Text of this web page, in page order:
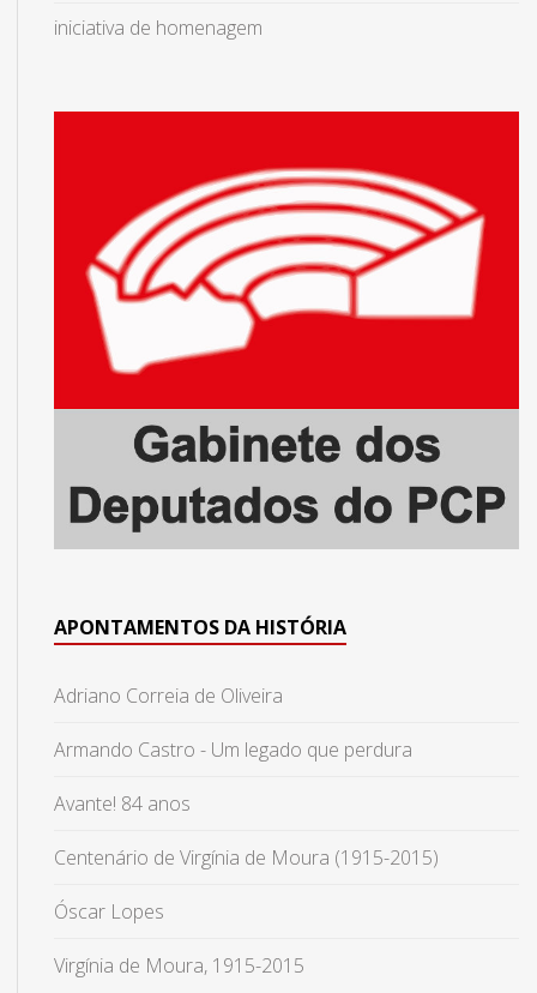
iniciativa de homenagem
APONTAMENTOS DA HISTÓRIA
Adriano Correia de Oliveira
Armando Castro - Um legado que perdura
Avante! 84 anos
Centenário de Virgínia de Moura (1915-2015)
Óscar Lopes
Virgínia de Moura, 1915-2015